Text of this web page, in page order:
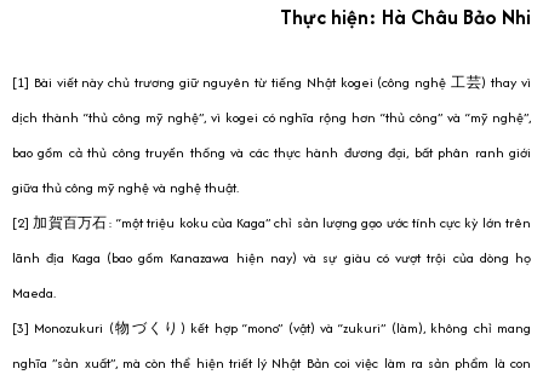
Thực hiện: Hà Châu Bảo Nhi
[1] Bài viết này chủ trương giữ nguyên từ tiếng Nhật kogei (công nghệ 工芸) thay vì
dịch thành “thủ công mỹ nghệ”, vì kogei có nghĩa rộng hơn “thủ công” và “mỹ nghệ”,
bao gồm cả thủ công truyền thống và các thực hành đương đại, bất phân ranh giới
giữa thủ công mỹ nghệ và nghệ thuật.
[2] 加賀百万石: “một triệu koku của Kaga” chỉ sản lượng gạo ước tính cực kỳ lớn trên
lãnh địa Kaga (bao gồm Kanazawa hiện nay) và sự giàu có vượt trội của dòng họ
Maeda.
[3] Monozukuri (物づくり) kết hợp “mono” (vật) và “zukuri” (làm), không chỉ mang
nghĩa ”sản xuất”, mà còn thể hiện triết lý Nhật Bản coi việc làm ra sản phẩm là con